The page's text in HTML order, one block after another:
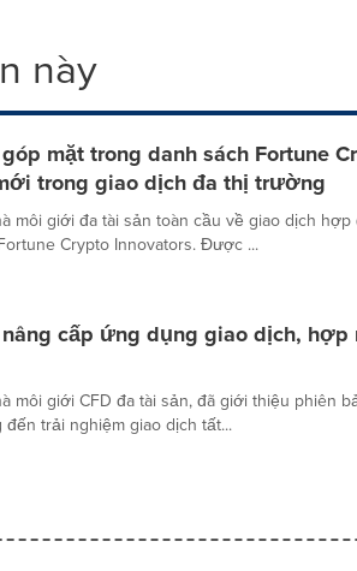
này
mặt trong danh sách Fortune
trong giao dịch đa thị trường
môi giới đa tài sản toàn cầu về giao dịch
Crypto Innovators. Được ...
cấp ứng dụng giao dịch,
môi giới CFD đa tài sản, đã giới thiệu phiên
đến trải nghiệm giao dịch tất...